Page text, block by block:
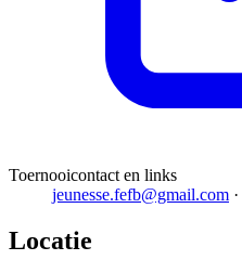
Toernooicontact en links
jeunesse.fefb@gmail.com ·
Locatie